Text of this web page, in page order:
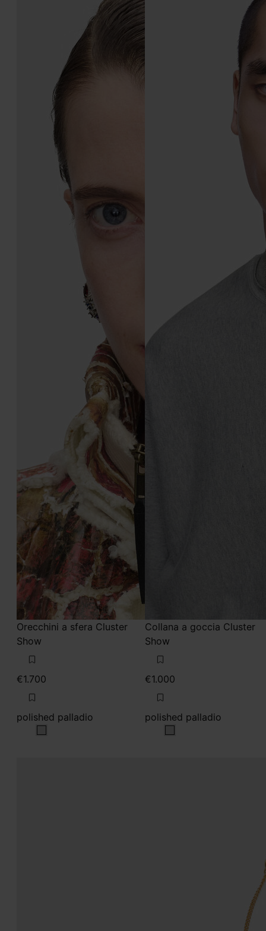
Orecchini a sfera Cluster
Show
€1.700
polished palladio
polished palladio
Collana a goccia Cluster
Show
€1.000
polished palladio
polished palladio